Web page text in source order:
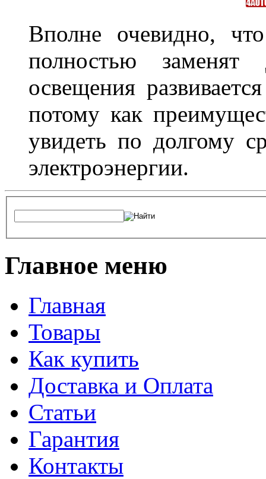
Вполне очевидно,
полностью
освещения
потому как
увидеть по долгому
электроэнергии.
Главное меню
Главная
Товары
Как купить
Доставка и Оплата
Статьи
Гарантия
Контакты